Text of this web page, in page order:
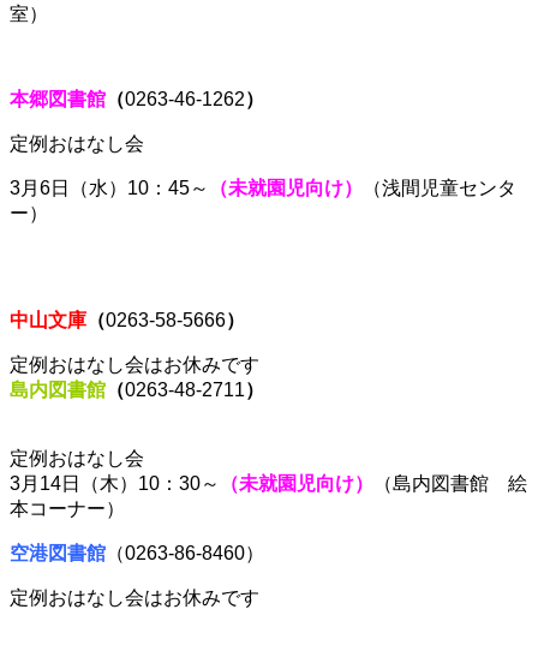
室）
本郷図書館 （0263-46-1262）
定例おはなし会
3月6日（水）10：45～ （未就園児向け）
（浅間児童センタ
ー）
中山文庫 （0263-58-5666）
定例おはなし会はお休みです
島内図書館 （0263-48-2711）
定例おはなし会
3月14日（木）10：30～
（未就園児向け）
（島内図書館 絵
本コーナー）
空港図書館 （0263-86-8460）
定例おはなし会はお休みです